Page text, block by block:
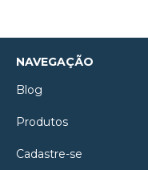
NAVEGAÇÃO
Blog
Produtos
Cadastre-se